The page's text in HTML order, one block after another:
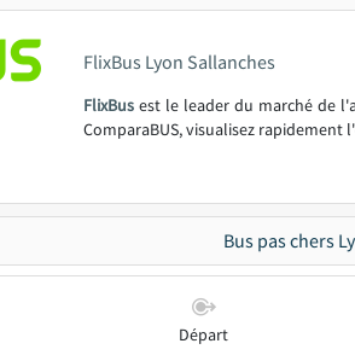
FlixBus Lyon Sallanches
FlixBus est le leader du marché de
ComparaBUS, visualisez rapidement
Bus pas chers
Départ